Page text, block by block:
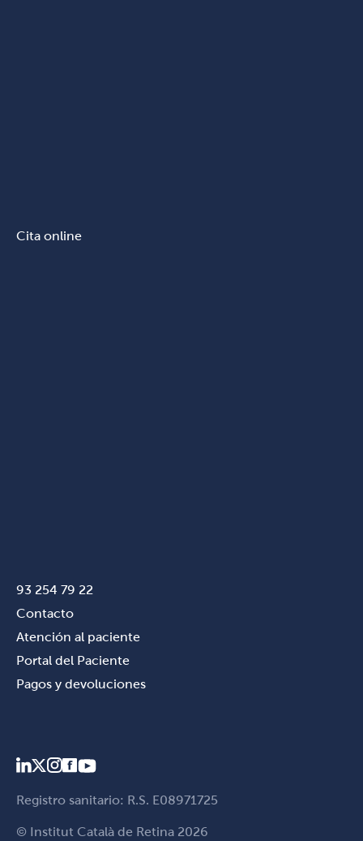
Cita online
93 254 79 22
Contacto
Atención al paciente
Portal del Paciente
Pagos y devoluciones
Registro sanitario: R.S. E08971725
© Institut Català de Retina 2026